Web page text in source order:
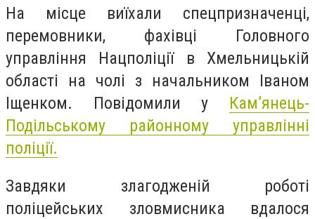
На місце виїхали спецпризначенці,
перемовники, фахівці Головного
управління Нацполіції в Хмельницькій
області на чолі з начальником Іваном
Іщенком. Повідомили у Кам’янець-
Подільському районному управлінні
поліції.
Завдяки злагодженій роботі
поліцейських зловмисника вдалося